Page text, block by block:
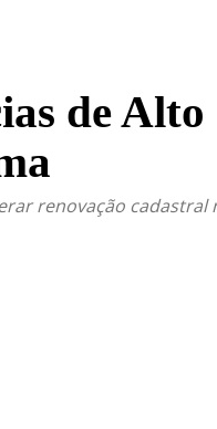
de Alto
renovação cadastral